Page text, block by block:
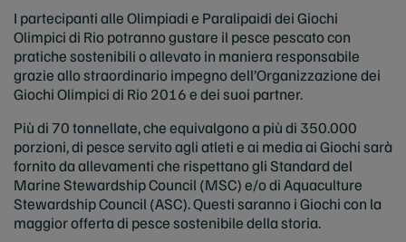
I partecipanti alle Olimpiadi e Paralipaidi dei Giochi
Olimpici di Rio potranno gustare il pesce pescato con
pratiche sostenibili o allevato in maniera responsabile
grazie allo straordinario impegno dell’Organizzazione dei
Giochi Olimpici di Rio 2016 e dei suoi partner.
Più di 70 tonnellate, che equivalgono a più di 350.000
porzioni, di pesce servito agli atleti e ai media ai Giochi sarà
fornito da allevamenti che rispettano gli Standard del
Marine Stewardship Council (MSC) e/o di Aquaculture
Stewardship Council (ASC). Questi saranno i Giochi con la
maggior offerta di pesce sostenibile della storia.